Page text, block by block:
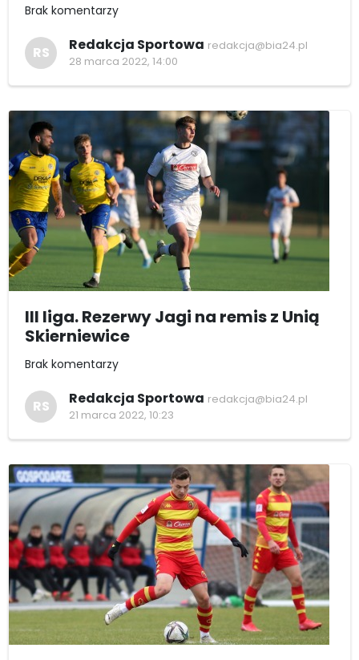
Brak komentarzy
RS Redakcja Sportowa redakcja@bia24.pl
28 marca 2022, 14:00
III liga. Rezerwy Jagi na remis z Unią
Skierniewice
Brak komentarzy
RS Redakcja Sportowa redakcja@bia24.pl
21 marca 2022, 10:23